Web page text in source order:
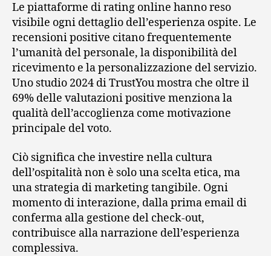
Le piattaforme di rating online hanno reso
visibile ogni dettaglio dell’esperienza ospite. Le
recensioni positive citano frequentemente
l’umanità del personale, la disponibilità del
ricevimento e la personalizzazione del servizio.
Uno studio 2024 di TrustYou mostra che oltre il
69% delle valutazioni positive menziona la
qualità dell’accoglienza come motivazione
principale del voto.
Ciò significa che investire nella cultura
dell’ospitalità non è solo una scelta etica, ma
una strategia di marketing tangibile. Ogni
momento di interazione, dalla prima email di
conferma alla gestione del check-out,
contribuisce alla narrazione dell’esperienza
complessiva.